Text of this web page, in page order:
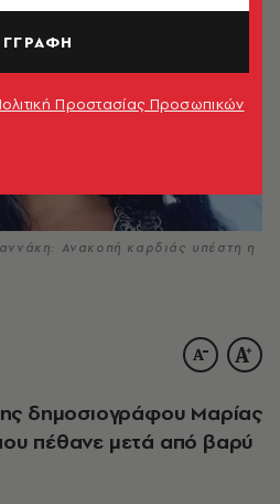
Ανακοπή καρδιάς υπέστη η
δημοσιογράφου Μαρίας
πέθανε μετά από βαρύ
Προστασίας Προσωπικών